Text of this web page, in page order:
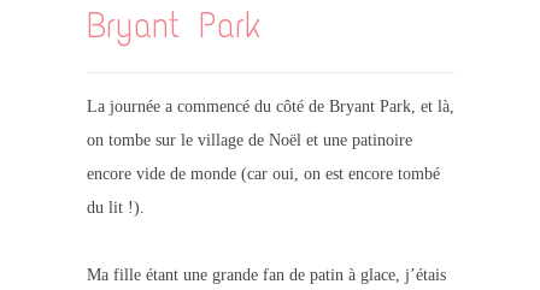
Bryant Park
La journée a commencé du côté de Bryant Park, et là,
on tombe sur le village de Noël et une patinoire
encore vide de monde (car oui, on est encore tombé
du lit !).
Ma fille étant une grande fan de patin à glace, j’étais